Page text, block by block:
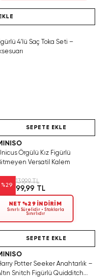
4'lü Saç Toka Seti –
SEPETE EKLE
Örgülü Kız Figürlü
Versatil Kalem
%29
139,99 TL
99,99 TL
NET %29 İNDİRİM
Sınırlı Sürelidir • Stoklarla
Sınırlıdır
Tükenmeden Satın Al
SEPETE EKLE
Potter Seeker Anahtarlık –
Snitch Figürlü Quidditch